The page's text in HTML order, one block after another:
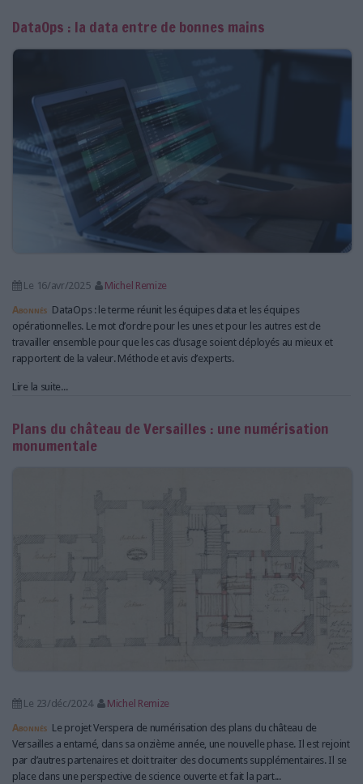
DataOps : la data entre de bonnes mains
Le 16/avr/2025
Michel Remize
Abonnés DataOps : le terme réunit les équipes data et les équipes
opérationnelles. Le mot d’ordre pour les unes et pour les autres est de
travailler ensemble pour que les cas d’usage soient déployés au mieux et
rapportent de la valeur. Méthode et avis d’experts.
Lire la suite...
Plans du château de Versailles : une numérisation
monumentale
Le 23/déc/2024
Michel Remize
Abonnés Le projet Verspera de numérisation des plans du château de
Versailles a entamé, dans sa onzième année, une nouvelle phase. Il est rejoint
par d’autres partenaires et doit traiter des documents supplémentaires. Il se
place dans une perspective de science ouverte et fait la part...